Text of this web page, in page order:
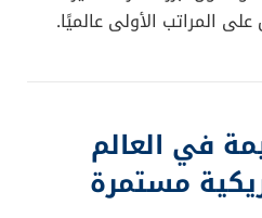
المراتب الأولى عالميًا.
في العالم